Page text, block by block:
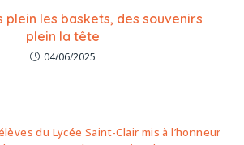
plein les baskets, des souvenirs
plein la tête
04/06/2025
du Lycée Saint-Clair mis à l’honneur